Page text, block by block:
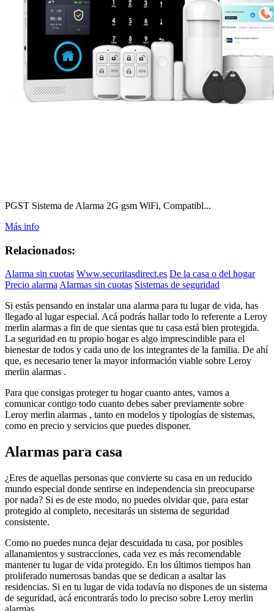
PGST Sistema de Alarma 2G gsm WiFi, Compatibl...
Más info
Relacionados:
Alarma sin cuotas Www.securitasdirect.es De la casa o del hogar
Precio alarma Alarmas sin cuotas Sistemas de seguridad
Si estás pensando en instalar una alarma para tu lugar de vida, has
llegado al lugar especial. Acá podrás hallar todo lo referente a Leroy
merlin alarmas a fin de que sientas que tu casa está bien protegida.
La seguridad en tu propio hogar es algo imprescindible para el
bienestar de todos y cada uno de los integrantes de la familia. De ahí
que, es necesario tener la mayor información viable sobre Leroy
merlin alarmas .
Para que consigas proteger tu hogar cuanto antes, vamos a
comunicar contigo todo cuanto debes saber previamente sobre
Leroy merlin alarmas , tanto en modelos y tipologías de sistemas,
como en precio y servicios que puedes disponer.
Alarmas para casa
¿Eres de aquellas personas que convierte su casa en un reducido
mundo especial donde sentirse en independencia sin preocuparse
por nada? Si es de este modo, no puedes olvidar que, para estar
protegido al completo, necesitarás un sistema de seguridad
consistente.
Como no puedes nunca dejar descuidada tu casa, por posibles
allanamientos y sustracciones, cada vez es más recomendable
mantener tu lugar de vida protegido. En los últimos tiempos han
proliferado numerosas bandas que se dedican a asaltar las
residencias. Si en tu lugar de vida todavía no dispones de un sistema
de seguridad, acá encontrarás todo lo preciso sobre Leroy merlin